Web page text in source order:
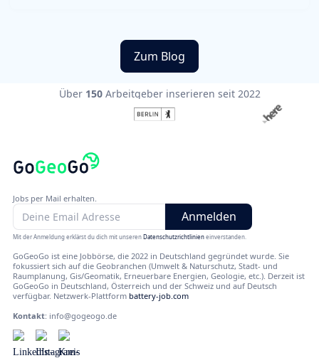
Zum Blog
Über150 Arbeitgeber inserieren seit 2022
Jobs per Mail erhalten.
Mit der Anmeldung erklärst du dich mit unserenDatenschutzrichtlinieneinverstanden.
GoGeoGo ist eine Jobbörse, die 2022 in Deutschland gegründet wurde. Sie
fokussiert sich auf die Geobranchen (Umwelt & Naturschutz, Stadt- und
Raumplanung, Gis/Geomatik, Erneuerbare Energien, Geologie, etc.). Derzeit ist
GoGeoGo in Deutschland, Österreich und der Schweiz und auf Deutsch
verfügbar. Netzwerk-Plattform battery-job.com
Kontakt: info@gogeogo.de